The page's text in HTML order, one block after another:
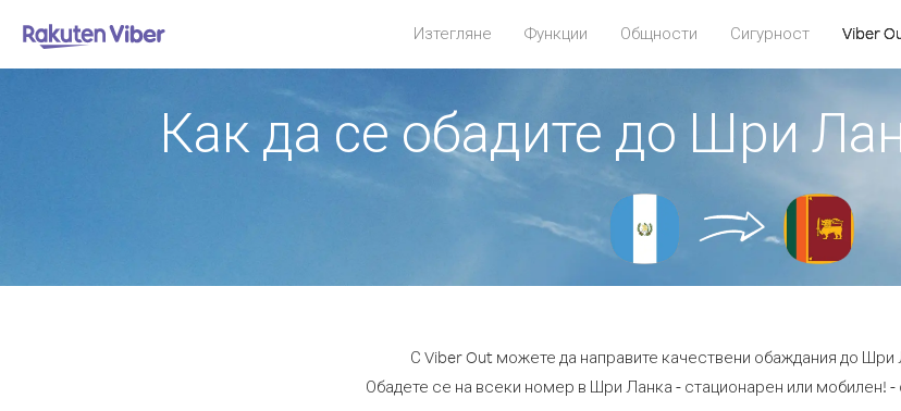
Изтегляне Функции Общности Сигурност Viber
Как да се обадите до Шри
С Viber Out можете да направите качествени обаждания до Шри
Обадете се на всеки номер в Шри Ланка - стационарен или мобилен! -